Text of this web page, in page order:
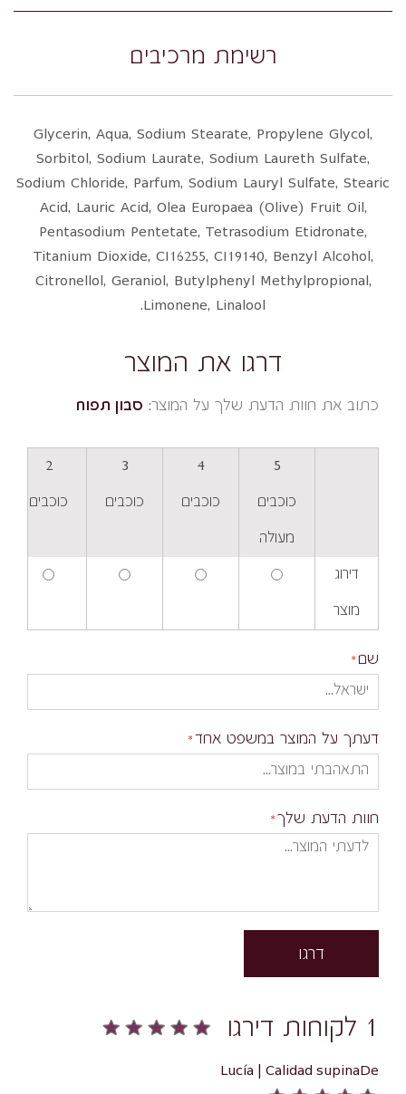
רשימת מרכיבים
Glycerin, Aqua, Sodium Stearate, Propylene Glycol,
Sorbitol, Sodium Laurate, Sodium Laureth Sulfate,
Sodium Chloride, Parfum, Sodium Lauryl Sulfate, Stearic
Acid, Lauric Acid, Olea Europaea (Olive) Fruit Oil,
Pentasodium Pentetate, Tetrasodium Etidronate,
Titanium Dioxide, CI16255, CI19140, Benzyl Alcohol,
Citronellol, Geraniol, Butylphenyl Methylpropional,
Limonene, Linalool.
דרגו את המוצר
כתוב את חוות הדעת שלך על המוצר: סבון תפוח
5
כוכבים
מעולה
4
כוכבים
3
כוכבים
2
כוכבים
דירוג
מוצר
שם
דעתך על המוצר במשפט אחד
חוות הדעת שלך
דרגו
1 לקוחות דירגו
Lucía | Calidad supinaDe